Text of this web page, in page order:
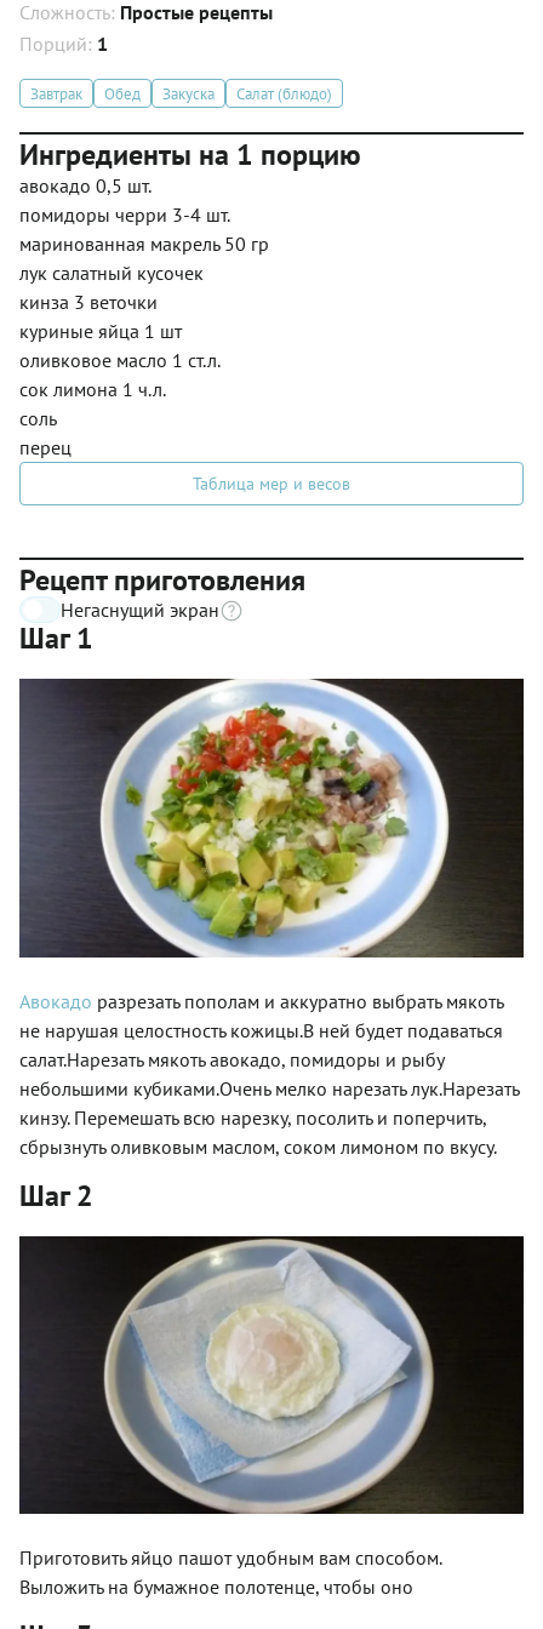
Сложность: Простые рецепты
Порций: 1
Завтрак Обед Закуска Салат (блюдо)
Ингредиенты на 1 порцию
авокадо 0,5 шт.
помидоры черри 3-4 шт.
маринованная макрель 50 гр
лук салатный кусочек
кинза 3 веточки
куриные яйца 1 шт
оливковое масло 1 ст.л.
сок лимона 1 ч.л.
соль
перец
Таблица мер и весов
Рецепт приготовления
Негаснущий экран
Шаг 1
Авокадо разрезать пополам и аккуратно выбрать мякоть
не нарушая целостность кожицы.В ней будет подаваться
салат.Нарезать мякоть авокадо, помидоры и рыбу
небольшими кубиками.Очень мелко нарезать лук.Нарезать
кинзу. Перемешать всю нарезку, посолить и поперчить,
сбрызнуть оливковым маслом, соком лимоном по вкусу.
Шаг 2
Приготовить яйцо пашот удобным вам способом.
Выложить на бумажное полотенце, чтобы оно